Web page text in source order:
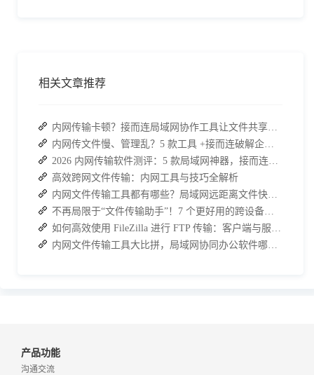
相关文章推荐
高效跨网文件传输：内网工具与技巧全解析
产品功能
沟通交流